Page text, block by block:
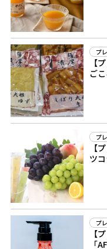
プ
【
ご
プ
【
ツ
プ
【
「